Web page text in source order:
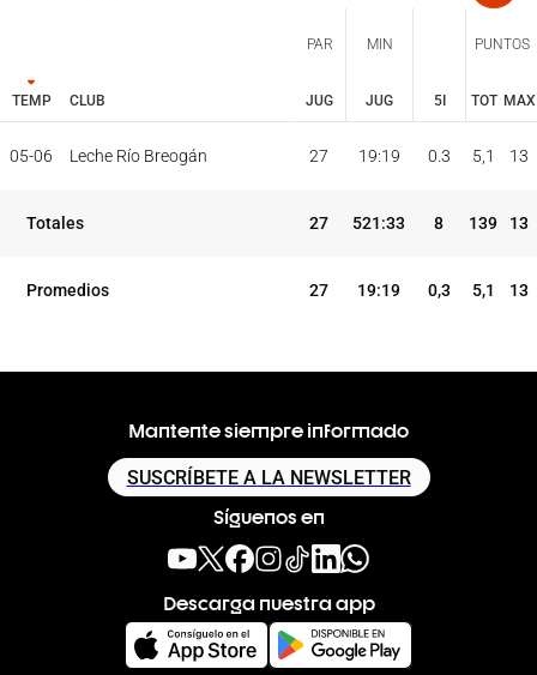
TEMP CLUB
PAR MIN
5I
PUNTOS
JUG JUG TOT MAX
TEMP
PAR MIN
5I
PUNTOS
05-06 Leche Río Breogán 27 19:19 0.3 5,1 13
Totales 27 521:33 8 139 13
Promedios 27 19:19 0,3 5,1 13
Mantente siempre informado
SUSCRÍBETE A LA NEWSLETTER
Síguenos en
Descarga nuestra app